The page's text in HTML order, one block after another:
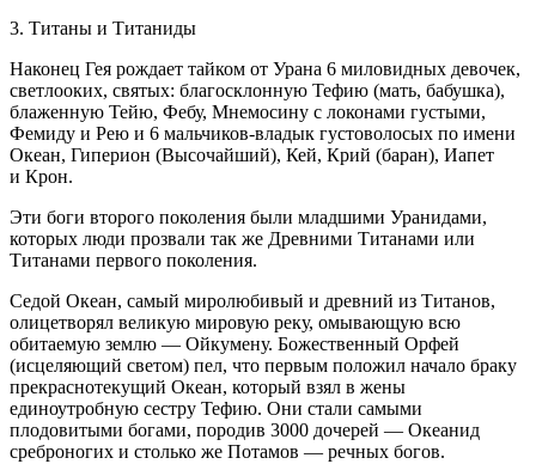
3. Титаны и Титаниды
Наконец Гея рождает тайком от Урана 6 миловидных девочек,
светлооких, святых: благосклонную Тефию (мать, бабушка),
блаженную Тейю, Фебу, Мнемосину с локонами густыми,
Фемиду и Рею и 6 мальчиков-владык густоволосых по имени
Океан, Гиперион (Высочайший), Кей, Крий (баран), Иапет
и Крон.
Эти боги второго поколения были младшими Уранидами,
которых люди прозвали так же Древними Титанами или
Титанами первого поколения.
Седой Океан, самый миролюбивый и древний из Титанов,
олицетворял великую мировую реку, омывающую всю
обитаемую землю — Ойкумену. Божественный Орфей
(исцеляющий светом) пел, что первым положил начало браку
прекраснотекущий Океан, который взял в жены
единоутробную сестру Тефию. Они стали самыми
плодовитыми богами, породив 3000 дочерей — Океанид
среброногих и столько же Потамов — речных богов.